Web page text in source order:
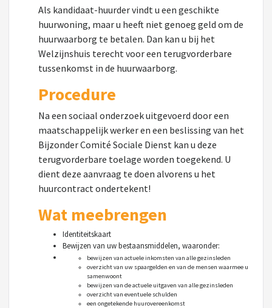
Als kandidaat-huurder vindt u een geschikte
huurwoning, maar u heeft niet genoeg geld om de
huurwaarborg te betalen. Dan kan u bij het
Welzijnshuis terecht voor een terugvorderbare
tussenkomst in de huurwaarborg.
Procedure
Na een sociaal onderzoek uitgevoerd door een
maatschappelijk werker en een beslissing van het
Bijzonder Comité Sociale Dienst kan u deze
terugvorderbare toelage worden toegekend. U
dient deze aanvraag te doen alvorens u het
huurcontract ondertekent!
Wat meebrengen
Identiteitskaart
Bewijzen van uw bestaansmiddelen, waaronder:
bewijzen van actuele inkomsten van alle gezinsleden
overzicht van uw spaargelden en van de mensen waarmee u
samenwoont
bewijzen van de actuele uitgaven van alle gezinsleden
overzicht van eventuele schulden
een ongetekende huurovereenkomst